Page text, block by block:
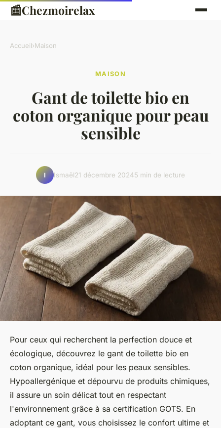
📰Chezmoirelax
Accueil›Maison
MAISON
Gant de toilette bio en
coton organique pour peau
sensible
I Ismaël21 décembre 20245 min de lecture
Pour ceux qui recherchent la perfection douce et
écologique, découvrez le gant de toilette bio en
coton organique, idéal pour les peaux sensibles.
Hypoallergénique et dépourvu de produits chimiques,
il assure un soin délicat tout en respectant
l'environnement grâce à sa certification GOTS. En
adoptant ce gant, vous choisissez le confort ultime et